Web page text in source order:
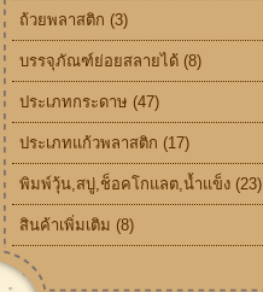
ถ้วยพลาสติก (3)
บรรจุภัณฑ์ย่อยสลายได้ (8)
ประเภทกระดาษ (47)
ประเภทแก้วพลาสติก (17)
พิมพ์วุ้น,สบู่,ช็อคโกแลต,น้ำแข็ง (23)
สินค้าเพิ่มเติม (8)